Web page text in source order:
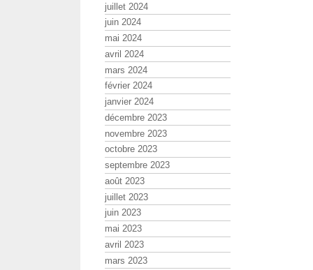
juillet 2024
juin 2024
mai 2024
avril 2024
mars 2024
février 2024
janvier 2024
décembre 2023
novembre 2023
octobre 2023
septembre 2023
août 2023
juillet 2023
juin 2023
mai 2023
avril 2023
mars 2023